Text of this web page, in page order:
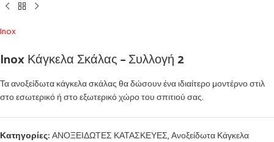
Inox
Inox Κάγκελα Σκάλας – Συλλογή 2
Τα ανοξείδωτα κάγκελα σκάλας θα δώσουν ένα ιδιαίτερο μοντέρνο στιλ
στο εσωτερικό ή στο εξωτερικό χώρο του σπιτιού σας.
Κατηγορίες:ΑΝΟΞΕΙΔΩΤΕΣ ΚΑΤΑΣΚΕΥΕΣ,Ανοξείδωτα Κάγκελα